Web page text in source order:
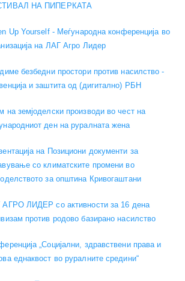
НА ПИПЕРКАТА
Up Yourself - Меѓународна конференција во
на ЛАГ Агро Лидер
безбедни простори против насилство -
и заштита од (дигитално) РБН
на земјоделски производи во чест на
ден на руралната жена
на Позициони документи за
со климатските промени во
за општина Кривогаштани
АГРО ЛИДЕР со активности за 16 дена
против родово базирано насилство
„Социјални, здравствени права и
еднаквост во руралните средини“